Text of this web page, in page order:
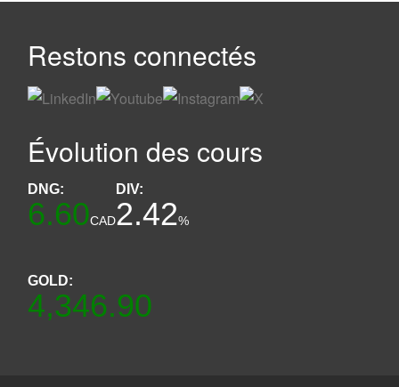
Restons connectés
Évolution des cours
DNG:
6.60CAD
DIV:
2.42%
GOLD:
4,346.90